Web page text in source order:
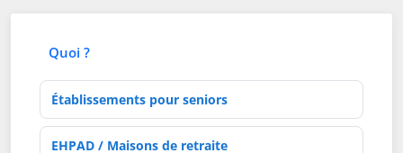
Quoi ?
Type d'établissement
Activités de soins